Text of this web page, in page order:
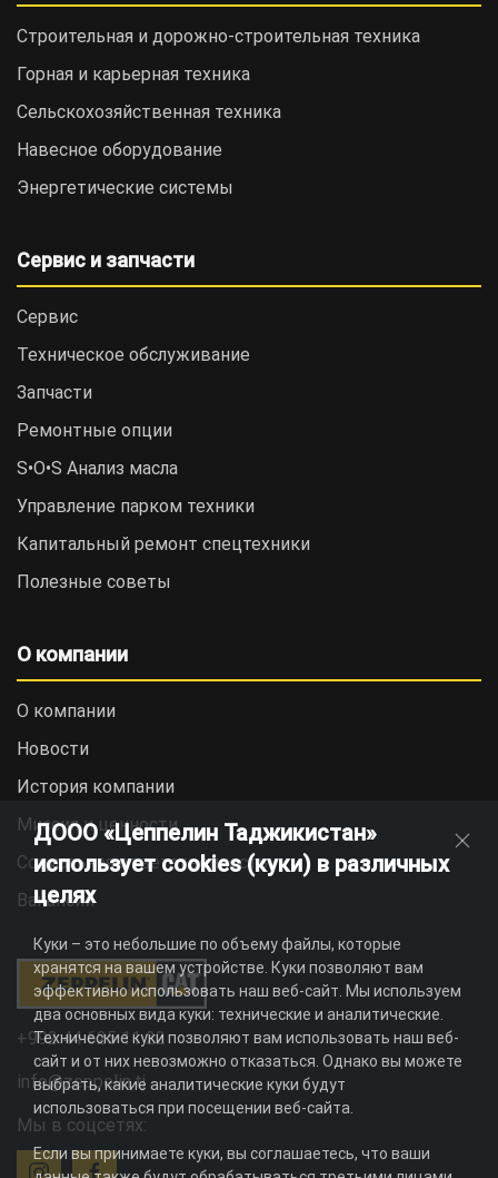
Строительная и дорожно-cтроительная техника
Горная и карьерная техника
Сельскохозяйственная техника
Навесное оборудование
Энергетические системы
Сервис и запчасти
Сервис
Техническое обслуживание
Запчасти
Ремонтные опции
S•O•S Анализ масла
Управление парком техники
Капитальный ремонт спецтехники
Полезные советы
О компании
О компании
Новости
История компании
Миссия и ценности
Социальная ответственность
Вакансии
+992 44 625 11 22
info@zeppelin.tj
Мы в соцсетях:
ДООО «Цеппелин Таджикистан»
использует cookies (куки) в различных
целях
Куки – это небольшие по объему файлы, которые
хранятся на вашем устройстве. Куки позволяют вам
эффективно использовать наш веб-сайт. Мы используем
два основных вида куки: технические и аналитические.
Технические куки позволяют вам использовать наш веб-
сайт и от них невозможно отказаться. Однако вы можете
выбрать, какие аналитические куки будут
использоваться при посещении веб-сайта.
Если вы принимаете куки, вы соглашаетесь, что ваши